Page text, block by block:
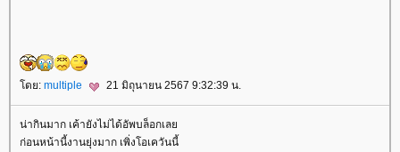
ดย: multiple 21 มิถุนายน 2567 9:32:39 น.
น่ากินมาก เค้ายังไม่ได้อัพบล็อกเล
ก่อนหน้านี้งานยุ่งมาก เพิ่งโอเควันนี้